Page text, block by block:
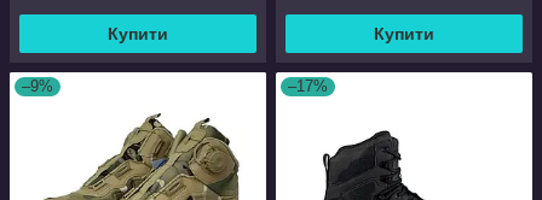
Купити Купити
–9% –17%